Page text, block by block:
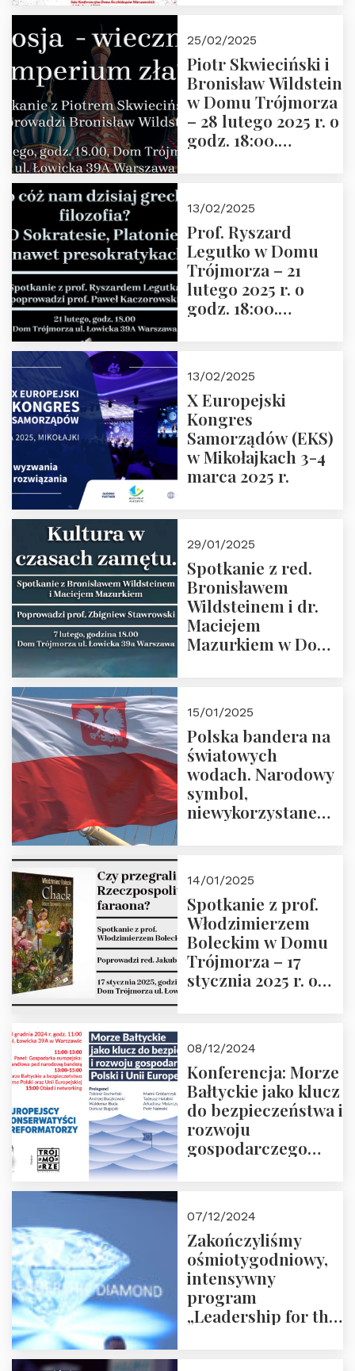
2025 r. godz. 17:30,
DAW ul. Miodowa
17/19
25/02/2025
Piotr Skwieciński i
Bronisław Wildstein
w Domu Trójmorza
– 28 lutego 2025 r. o
godz. 18:00.
13/02/2025
Prof. Ryszard
Legutko w Domu
Trójmorza – 21
lutego 2025 r. o
godz. 18:00.
Zapraszamy
13/02/2025
X Europejski
Kongres
Samorządów (EKS)
w Mikołajkach 3-4
marca 2025 r.
29/01/2025
Spotkanie z red.
Bronisławem
Wildsteinem i dr.
Maciejem
Mazurkiem w Domu
Prowadzi prof.
Zbigniew
Stawrowski
15/01/2025
Polska bandera na
światowych
wodach. Narodowy
symbol,
niewykorzystane
14/01/2025
Spotkanie z prof.
Włodzimierzem
Boleckim w Domu
Trójmorza – 17
stycznia 2025 r. o
08/12/2024
Konferencja: Morze
Bałtyckie jako klucz
do bezpieczeństwa i
rozwoju
gospodarczego
ZAPRASZAMY
07/12/2024
Zakończyliśmy
ośmiotygodniowy,
intensywny
program
„Leadership for the